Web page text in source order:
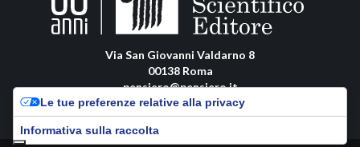
Via San Giovanni Valdarno 8
00138 Roma
pensiero@pensiero.it
amministrazione@pec.pensiero.com
Le tue preferenze relative alla privacy
Informativa sulla raccolta